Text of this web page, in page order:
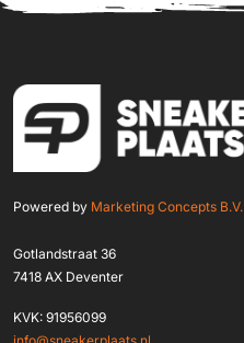
Powered by Marketing Concepts B.V.
Gotlandstraat 36
7418 AX Deventer
KVK: 91956099